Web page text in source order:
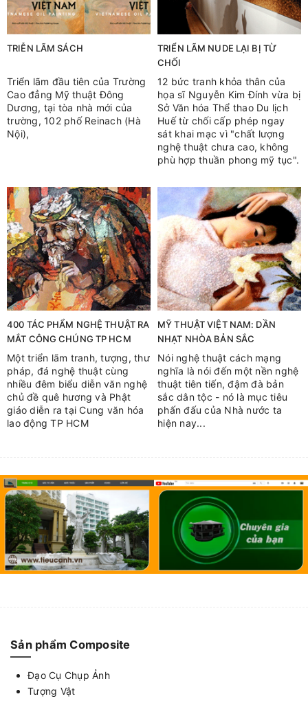
TRIỄN LÃM SÁCH
Triển lãm đầu tiên của Trường
Cao đẳng Mỹ thuật Đông
Dương, tại tòa nhà mới của
trường, 102 phố Reinach (Hà
Nội),
TRIỂN LÃM NUDE LẠI BỊ TỪ
CHỐI
12 bức tranh khỏa thân của
họa sĩ Nguyễn Kim Đính vừa bị
Sở Văn hóa Thể thao Du lịch
Huế từ chối cấp phép ngay
sát khai mạc vì "chất lượng
nghệ thuật chưa cao, không
phù hợp thuần phong mỹ tục".
400 TÁC PHẨM NGHỆ THUẬT RA
MẮT CÔNG CHÚNG TP HCM
Một triển lãm tranh, tượng, thư
pháp, đá nghệ thuật cùng
nhiều đêm biểu diễn văn nghệ
chủ đề quê hương và Phật
giáo diễn ra tại Cung văn hóa
lao động TP HCM
MỸ THUẬT VIỆT NAM: DẦN
NHẠT NHÒA BẢN SẮC
Nói nghệ thuật cách mạng
nghĩa là nói đến một nền nghệ
thuật tiên tiến, đậm đà bản
sắc dân tộc - nó là mục tiêu
phấn đấu của Nhà nước ta
hiện nay...
Sản phẩm Composite
Đạo Cụ Chụp Ảnh
Tượng Vật